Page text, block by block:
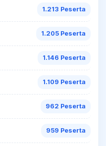
1.213 Peserta
1.205 Peserta
1.146 Peserta
1.109 Peserta
962 Peserta
959 Peserta